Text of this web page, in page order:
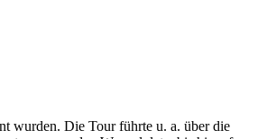
wurden. Die Tour führte u. a. über die